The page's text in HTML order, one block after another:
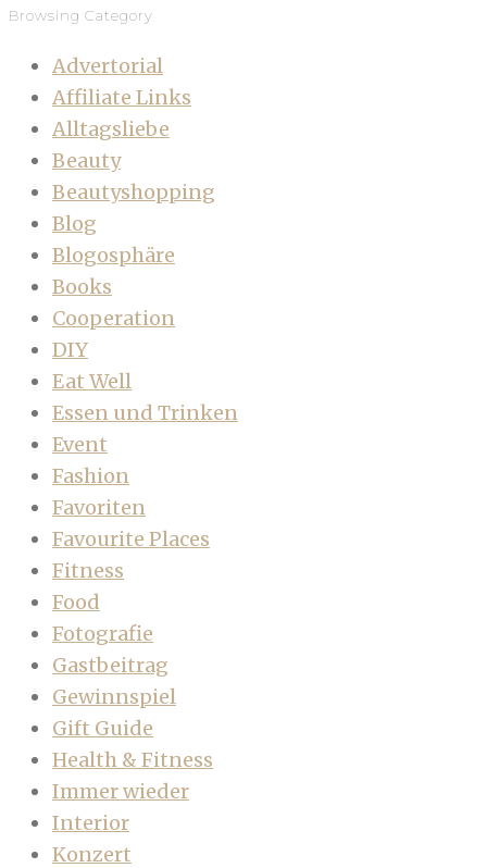
Browsing Category
Advertorial
Affiliate Links
Alltagsliebe
Beauty
Beautyshopping
Blog
Blogosphäre
Books
Cooperation
DIY
Eat Well
Essen und Trinken
Event
Fashion
Favoriten
Favourite Places
Fitness
Food
Fotografie
Gastbeitrag
Gewinnspiel
Gift Guide
Health & Fitness
Immer wieder
Interior
Konzert